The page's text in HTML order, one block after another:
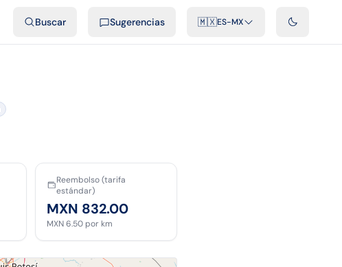
Buscar Sugerencias 🇲🇽ES-MX
Reembolso (tarifa
estándar)
MXN 832.00
MXN 6.50 por km